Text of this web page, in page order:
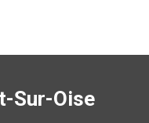
Sur-Oise